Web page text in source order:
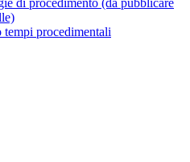
di procedimento (da pubblicare
procedimentali